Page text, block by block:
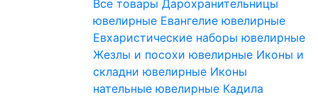
Все товары Дарохранительницы
ювелирные Евангелие ювелирные
Евхаристические наборы ювелирные
Жезлы и посохи ювелирные Иконы и
складни ювелирные Иконы
нательные ювелирные Кадила